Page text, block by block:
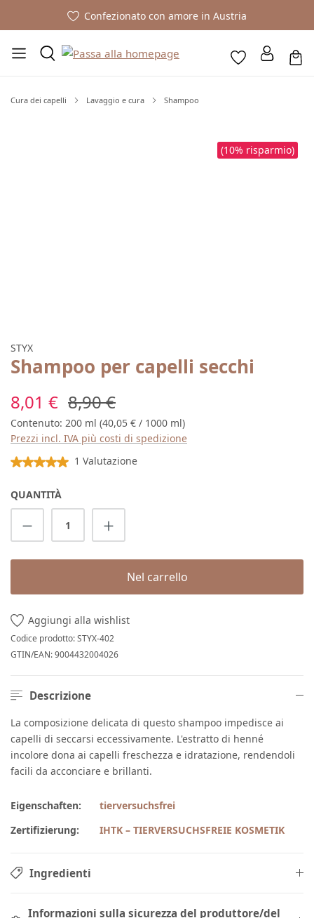
Confezionato con amore in Austria
Cura dei capelli Lavaggio e cura Shampoo
(10% risparmio)
STYX
Shampoo per capelli secchi
Prezzo di vendita:
8,01 € Prezzo normale:
8,90 €
Contenuto: 200 ml (40,05 € / 1000 ml)
Prezzi incl. IVA più costi di spedizione
Valutazione media di 5 su 5 stelle
1 Valutazione
QUANTITÀ
Quantità del prodotto: inserisci la
Nel carrello
Aggiungi alla wishlist
Codice prodotto:STYX-402
GTIN/EAN:9004432004026
Descrizione
La composizione delicata di questo shampoo impedisce ai
capelli di seccarsi eccessivamente. L'estratto di henné
incolore dona ai capelli freschezza e idratazione, rendendoli
facili da acconciare e brillanti.
Eigenschaften:
tierversuchsfrei
Zertifizierung:
IHTK – TIERVERSUCHSFREIE KOSMETIK
Ingredienti
Informazioni sulla sicurezza del produttore/del